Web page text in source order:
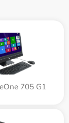
705 G1